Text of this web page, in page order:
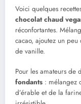
Voici quelques
chocolat chaud
réconfortantes.
cacao, ajoutez un
de vanille.
Pour les amateurs de
fondants : mélangez
d’érable et de la